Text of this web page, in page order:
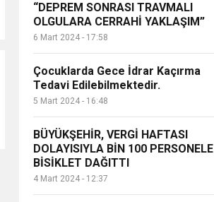
“DEPREM SONRASI TRAVMALI
OLGULARA CERRAHİ YAKLAŞIM”
6 Mart 2024 - 17:58
Çocuklarda Gece İdrar Kaçırma
Tedavi Edilebilmektedir.
5 Mart 2024 - 16:48
BÜYÜKŞEHİR, VERGİ HAFTASI
DOLAYISIYLA BİN 100 PERSONELE
BİSİKLET DAĞITTI
4 Mart 2024 - 12:37